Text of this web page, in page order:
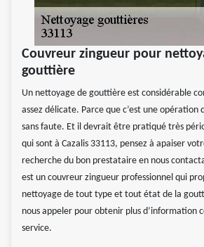
Couvreur zingueur pour
gouttière
Un nettoyage de gouttière est considérable
assez délicate. Parce que c’est une opération
sans faute. Et il devrait être pratiqué très
qui sont à Cazalis 33113, pensez à apaiser
recherche du bon prestataire en nous
est un couvreur zingueur professionnel qui
nettoyage de tout type et tout état de la
nous appeler pour obtenir plus d’information
service.